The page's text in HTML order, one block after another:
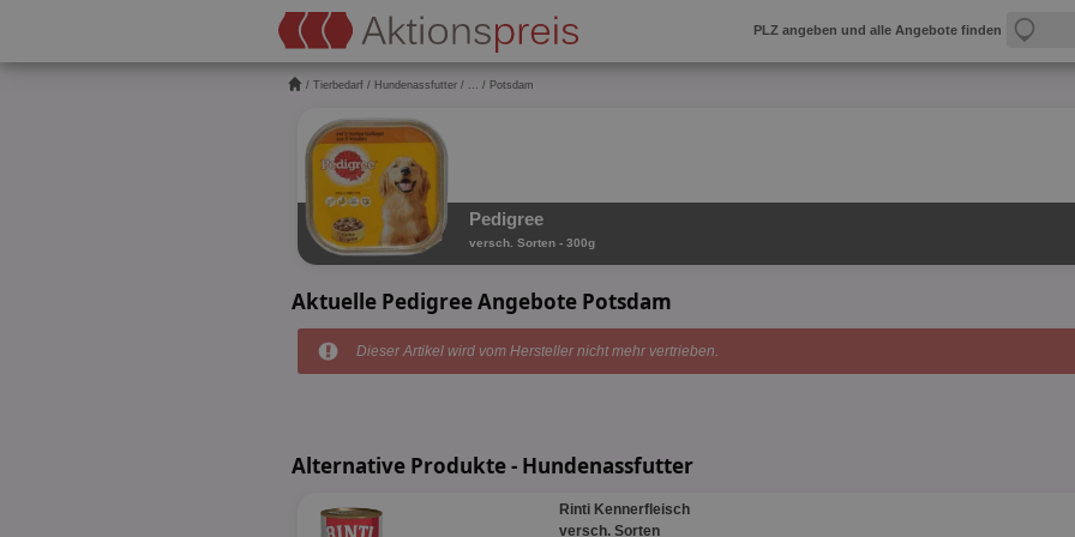
PLZ angeben und alle Angebote finden
/ Tierbedarf / Hundenassfutter / ... / Potsdam
Pedigree
versch. Sorten - 300g
Aktuelle Pedigree Angebote Potsdam
Dieser Artikel wird vom Hersteller nicht mehr vertrieben.
Alternative Produkte - Hundenassfutter
Rinti Kennerfleisch
versch. Sorten